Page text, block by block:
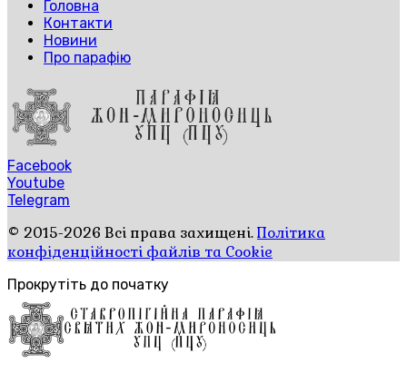
Головна
Контакти
Новини
Про парафію
Facebook
Youtube
Telegram
© 2015-2026 Всі права захищені.Політика
конфіденційності файлів та Cookie
Прокрутіть до початку